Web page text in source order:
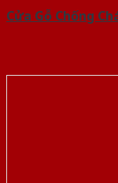
Cửa Gỗ Chống